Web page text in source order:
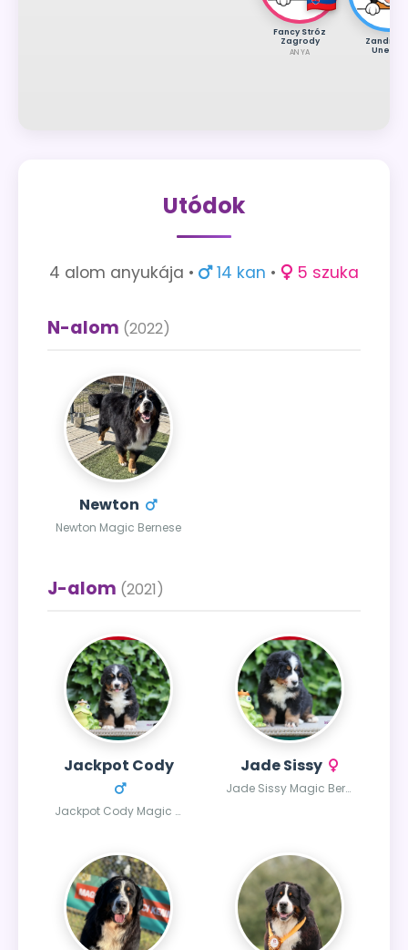
Fancy Stróz
Zagrody
ANYA
Unesco
Utódok
4 alom anyukája • 14 kan • 5 szuka
N-alom (2022)
Newton
Newton Magic Bernese
J-alom (2021)
Jackpot Cody
Jackpot Cody Magic Bernese
Jade Sissy
Jade Sissy Magic Bernese